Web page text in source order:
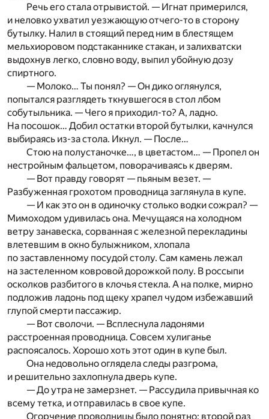
Речь его стала отрывистой. — Игнат примерился,
и неловко ухватил уезжающую отчего-то в сторону
бутылку. Налил в стоящий перед ним в блестящем
мельхиоровом подстаканнике стакан, и залихватски
выдохнув легко, словно воду, выпил убойную дозу
спиртного.
— Молоко… Ты понял? — Он дико оглянулся,
попытался разглядеть ткнувшегося в стол лбом
собутыльника. — Чего я приходил-то? А, ладно.
На посошок… Добил остатки второй бутылки, качнулся
выбираясь из-за стола. Икнул. — После…
Стою на полустаночке…, в цветастом… — Пропел он
нестройным фальцетом, поворачиваясь к дверям.
— Вот правду говорят — пьяным везет. —
Разбуженная грохотом проводница заглянула в купе.
— И как это он в одиночку столько водки сожрал? —
Мимоходом удивилась она. Мечущаяся на холодном
ветру занавеска, сорванная с железной перекладины
влетевшим в окно булыжником, хлопала
по заставленному посудой столу. Сам камень лежал
на застеленном ковровой дорожкой полу. В россыпи
осколков разбитого в клочья стекла. А на полке, мирно
подложив ладонь под щеку храпел чудом избежавший
глупой смерти пассажир.
— Вот сволочи. — Всплеснула ладонями
расстроенная проводница. Совсем хулиганье
распоясалось. Хорошо хоть этот один в купе был.
Она недовольно оглядела следы разгрома,
и решительно захлопнула дверь купе.
— До утра не замерзнет. — Рассудила привычная ко
всему тетка, и отправилась в свое купе.
Огорчение проводницы было понятно: второй раз